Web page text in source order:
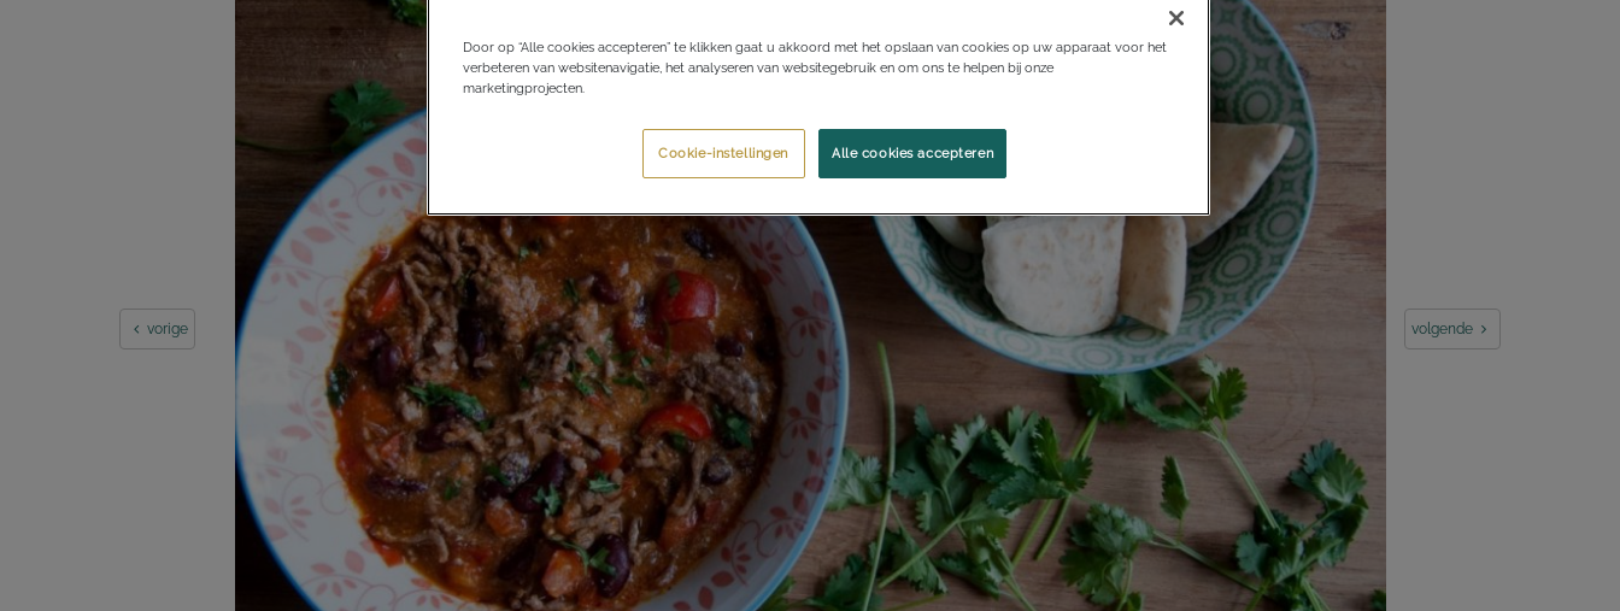
vorige volgende
Door op “Alle cookies accepteren” te klikken gaat u akkoord met het opslaan van cookies op uw apparaat voor het
verbeteren van websitenavigatie, het analyseren van websitegebruik en om ons te helpen bij onze
marketingprojecten.
Alle cookies accepteren
Cookie-instellingen